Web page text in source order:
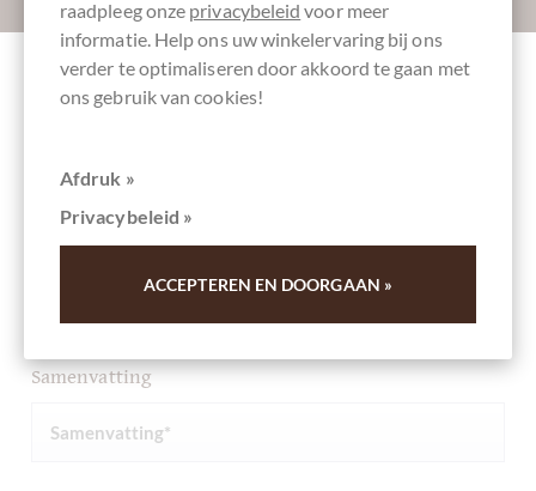
Andere klanten beoordeelden Strawberry &
Schrijf het eerste overzicht en help andere klanten. Dank
u voor uw steun.
Ihre Meinung
Samenvatting
raadpleeg onze privacybeleid voor meer
informatie. Help ons uw winkelervaring bij ons
verder te optimaliseren door akkoord te gaan met
ons gebruik van cookies!
Afdruk »
Privacybeleid »
ACCEPTEREN EN DOORGAAN »